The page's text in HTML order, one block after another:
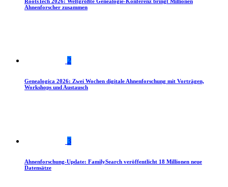
Ahnenforscher zusammen
2
Genealogica 2026: Zwei Wochen digitale Ahnenforschung mit Vorträgen,
Workshops und Austausch
3
Ahnenforschung-Update: FamilySearch veröffentlicht 18 Millionen neue
Datensätze